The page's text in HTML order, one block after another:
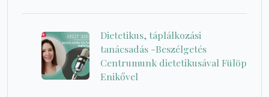
Dietetikus, táplálkozási
tanácsadás -Beszélgetés
Centrumunk dietetikusával Fülöp
Enikővel